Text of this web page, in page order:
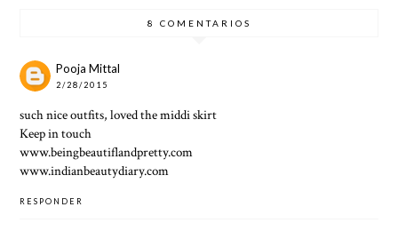
8 COMENTARIOS
Pooja Mittal
2/28/2015
such nice outfits, loved the middi skirt
Keep in touch
www.beingbeautiflandpretty.com
www.indianbeautydiary.com
RESPONDER